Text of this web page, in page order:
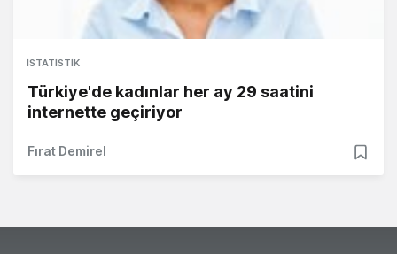
İSTATISTIK
Türkiye'de kadınlar her ay 29 saatini
internette geçiriyor
Fırat Demirel